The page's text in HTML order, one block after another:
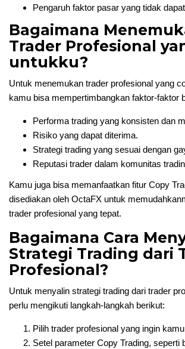
Pengaruh faktor pasar yang tidak
Bagaimana
Trader Profesional
untukku?
Untuk menemukan trader profesional yang
kamu bisa mempertimbangkan faktor-faktor
Performa trading yang konsisten dan
Risiko yang dapat diterima.
Strategi trading yang sesuai dengan
Reputasi trader dalam komunitas
Kamu juga bisa memanfaatkan fitur Copy
disediakan oleh OctaFX untuk
trader profesional yang tepat.
Bagaimana Cara
Strategi Trading dari
Profesional?
Untuk menyalin strategi trading dari trader
perlu mengikuti langkah-langkah berikut:
Pilih trader profesional yang ingin
Setel parameter Copy Trading, seperti